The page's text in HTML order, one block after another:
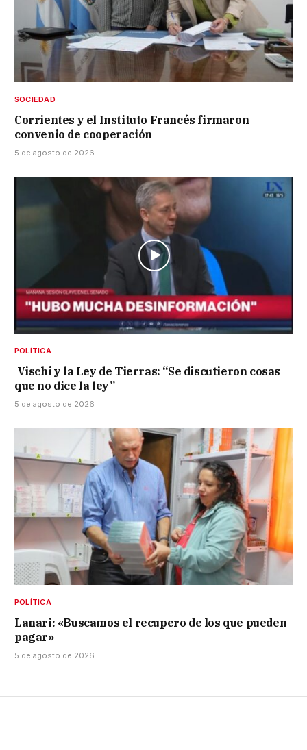
SOCIEDAD
Corrientes y el Instituto Francés firmaron
convenio de cooperación
5 de agosto de 2026
POLÍTICA
Vischi y la Ley de Tierras: “Se discutieron cosas
que no dice la ley”
5 de agosto de 2026
POLÍTICA
Lanari: «Buscamos el recupero de los que pueden
pagar»
5 de agosto de 2026